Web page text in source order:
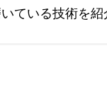
ている技術を紹